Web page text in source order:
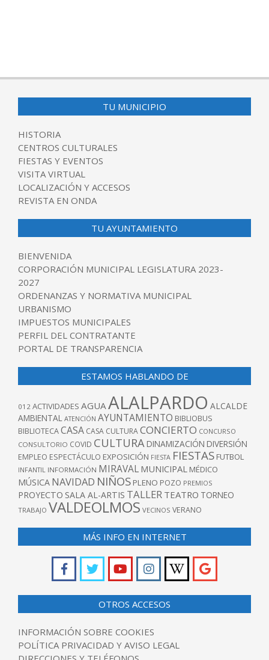
TU MUNICIPIO
HISTORIA
CENTROS CULTURALES
FIESTAS Y EVENTOS
VISITA VIRTUAL
LOCALIZACIÓN Y ACCESOS
REVISTA EN ONDA
TU AYUNTAMIENTO
BIENVENIDA
CORPORACIÓN MUNICIPAL LEGISLATURA 2023-
2027
ORDENANZAS Y NORMATIVA MUNICIPAL
URBANISMO
IMPUESTOS MUNICIPALES
PERFIL DEL CONTRATANTE
PORTAL DE TRANSPARENCIA
ESTAMOS HABLANDO DE
012 ACTIVIDADES AGUAALALPARDO ALCALDE
AMBIENTAL ATENCIÓN AYUNTAMIENTO BIBLIOBUS
BIBLIOTECACASA CASA CULTURACONCIERTO CONCURSO
CONSULTORIO COVID CULTURA DINAMIZACIÓN DIVERSIÓN
EMPLEO ESPECTÁCULO EXPOSICIÓN FIESTA FIESTAS FUTBOL
INFANTIL INFORMACIÓN MIRAVAL MUNICIPAL MÉDICO
MÚSICA NAVIDAD NIÑOS PLENO POZO PREMIOS
PROYECTO SALA AL-ARTIS TALLER TEATRO TORNEO
TRABAJO VALDEOLMOS VECINOS VERANO
MÁS INFO EN INTERNET
OTROS ACCESOS
INFORMACIÓN SOBRE COOKIES
POLÍTICA PRIVACIDAD Y AVISO LEGAL